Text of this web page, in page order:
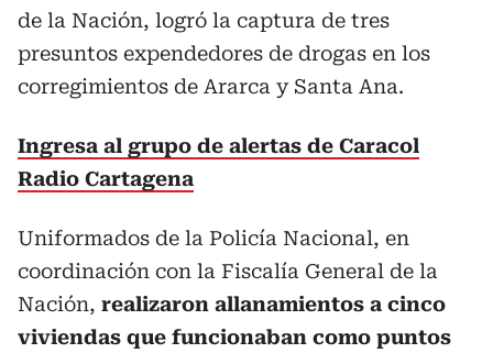
de la Nación, logró la captura de tres
presuntos expendedores de drogas en los
corregimientos de Ararca y Santa Ana.
Ingresa al grupo de alertas de Caracol
Radio Cartagena
Uniformados de la Policía Nacional, en
coordinación con la Fiscalía General de la
Nación, realizaron allanamientos a cinco
viviendas que funcionaban como puntos